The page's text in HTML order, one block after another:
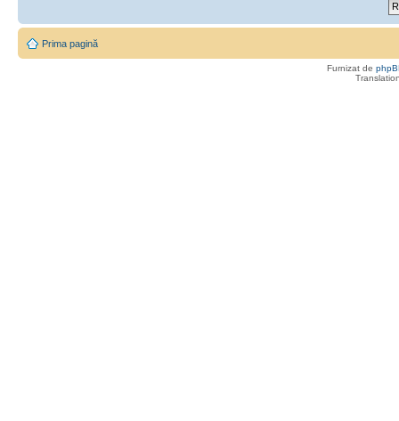
Prima pagină
Furnizat de